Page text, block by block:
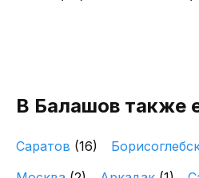
В Балашов также
Саратов (16)